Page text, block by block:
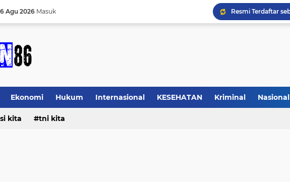
6 Agu 2026 Masuk
Ekonomi Hukum Internasional KESEHATAN Kriminal Nasional
kita tni kita